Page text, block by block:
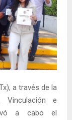
a través de la
Vinculación e
a cabo el